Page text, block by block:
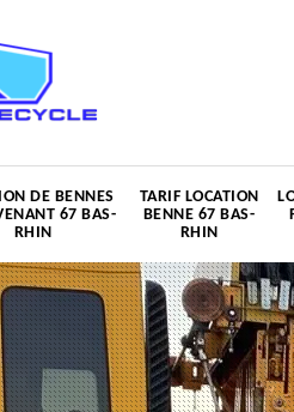
DE BENNES
67 BAS-
RHIN
TARIF LOCATION
BENNE 67 BAS-
RHIN